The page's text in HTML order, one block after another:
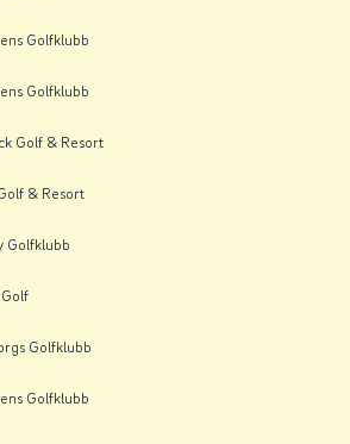
Golfklubb
Golfklubb
Golf & Resort
& Resort
Golfklubb
Golfklubb
Golfklubb